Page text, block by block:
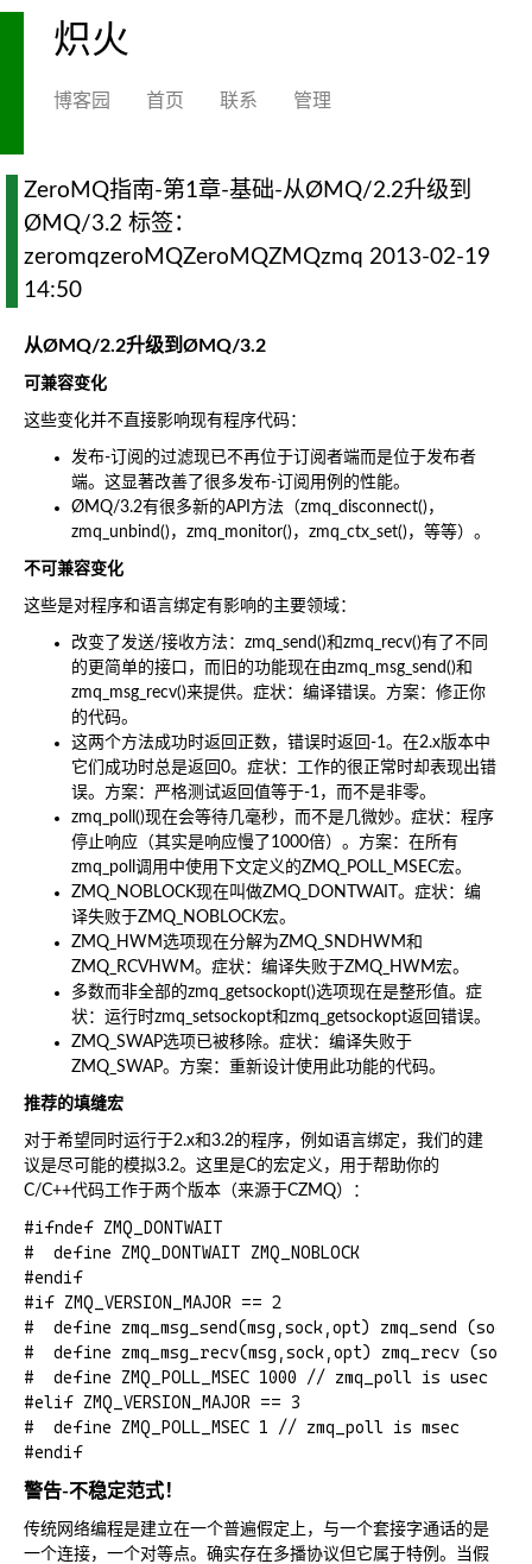
炽火
博客园 首页 联系 管理
ZeroMQ指南-第1章-基础-从ØMQ/2.2升级到
ØMQ/3.2 标签：
zeromqzeroMQZeroMQZMQzmq 2013-02-19
14:50
从ØMQ/2.2升级到ØMQ/3.2
可兼容变化
这些变化并不直接影响现有程序代码：
发布-订阅的过滤现已不再位于订阅者端而是位于发布者
端。这显著改善了很多发布-订阅用例的性能。
ØMQ/3.2有很多新的API方法（zmq_disconnect()，
zmq_unbind()，zmq_monitor()，zmq_ctx_set()，等等）。
不可兼容变化
这些是对程序和语言绑定有影响的主要领域：
改变了发送/接收方法：zmq_send()和zmq_recv()有了不同
的更简单的接口，而旧的功能现在由zmq_msg_send()和
zmq_msg_recv()来提供。症状：编译错误。方案：修正你
的代码。
这两个方法成功时返回正数，错误时返回-1。在2.x版本中
它们成功时总是返回0。症状：工作的很正常时却表现出错
误。方案：严格测试返回值等于-1，而不是非零。
zmq_poll()现在会等待几毫秒，而不是几微妙。症状：程序
停止响应（其实是响应慢了1000倍）。方案：在所有
zmq_poll调用中使用下文定义的ZMQ_POLL_MSEC宏。
ZMQ_NOBLOCK现在叫做ZMQ_DONTWAIT。症状：编
译失败于ZMQ_NOBLOCK宏。
ZMQ_HWM选项现在分解为ZMQ_SNDHWM和
ZMQ_RCVHWM。症状：编译失败于ZMQ_HWM宏。
多数而非全部的zmq_getsockopt()选项现在是整形值。症
状：运行时zmq_setsockopt和zmq_getsockopt返回错误。
ZMQ_SWAP选项已被移除。症状：编译失败于
ZMQ_SWAP。方案：重新设计使用此功能的代码。
推荐的填缝宏
对于希望同时运行于2.x和3.2的程序，例如语言绑定，我们的建
议是尽可能的模拟3.2。这里是C的宏定义，用于帮助你的
C/C++代码工作于两个版本（来源于CZMQ）：
#ifndef ZMQ_DONTWAIT
#  define ZMQ_DONTWAIT ZMQ_NOBLOCK
#endif
#if ZMQ_VERSION_MAJOR == 2
#  define zmq_msg_send(msg,sock,opt) zmq_send
#  define zmq_msg_recv(msg,sock,opt) zmq_recv
#  define ZMQ_POLL_MSEC 1000 // zmq_poll is usec
#elif ZMQ_VERSION_MAJOR == 3
#  define ZMQ_POLL_MSEC 1 // zmq_poll is msec
警告-不稳定范式！
传统网络编程是建立在一个普遍假定上，与一个套接字通话的是
一个连接，一个对等点。确实存在多播协议但它属于特例。当假